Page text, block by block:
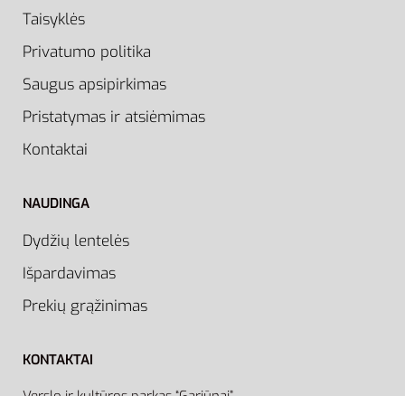
Taisyklės
Privatumo politika
Saugus apsipirkimas
Pristatymas ir atsiėmimas
Kontaktai
NAUDINGA
Dydžių lentelės
Išpardavimas
Prekių grąžinimas
KONTAKTAI